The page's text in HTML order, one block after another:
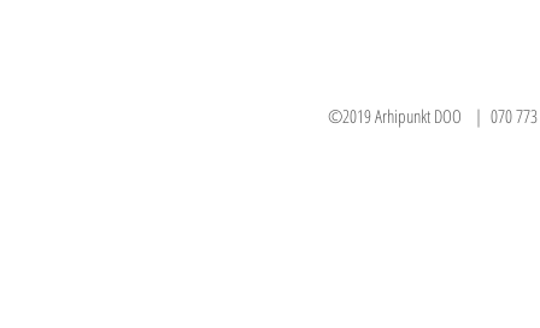
©2019 Arhipunkt DOO | 070 773 383